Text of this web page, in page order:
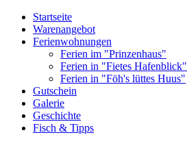
Startseite
Warenangebot
Ferienwohnungen
Ferien im "Prinzenhaus"
Ferien in "Fietes Hafenblick"
Ferien in "Föh's lüttes Huus"
Gutschein
Galerie
Geschichte
Fisch & Tipps